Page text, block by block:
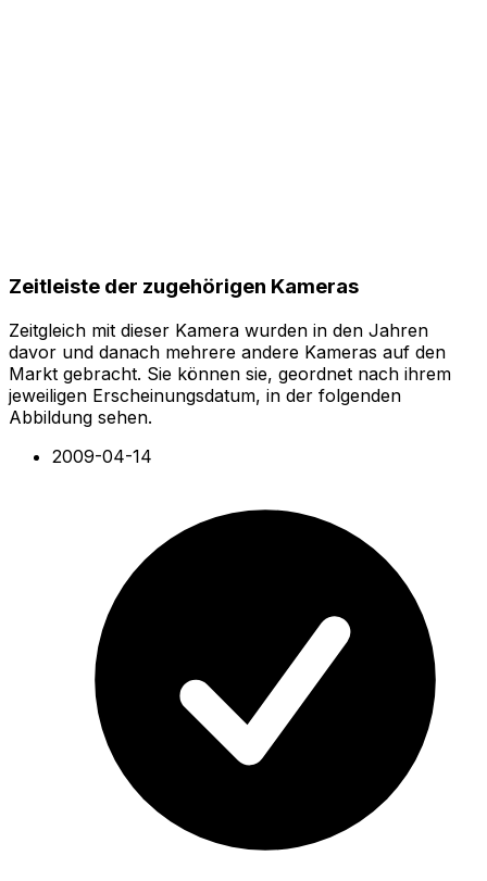
Zeitleiste der zugehörigen Kameras
Zeitgleich mit dieser Kamera wurden in den Jahren
davor und danach mehrere andere Kameras auf den
Markt gebracht. Sie können sie, geordnet nach ihrem
jeweiligen Erscheinungsdatum, in der folgenden
Abbildung sehen.
2009-04-14